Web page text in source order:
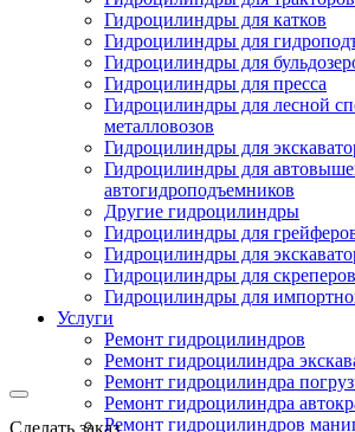
Гидроцилиндры для катков
Гидроцилиндры для
Гидроцилиндры для
Гидроцилиндры для пресса
Гидроцилиндры для лесной
металловозов
Гидроцилиндры для
Гидроцилиндры для
автогидроподъемников
Другие гидроцилиндры
Гидроцилиндры для
Гидроцилиндры для
Гидроцилиндры для скреперов
Гидроцилиндры для
Услуги
Ремонт гидроцилиндров
Ремонт гидроцилиндра
Ремонт гидроцилиндра
Ремонт гидроцилиндра
Ремонт гидроцилиндров
Сделать заказ